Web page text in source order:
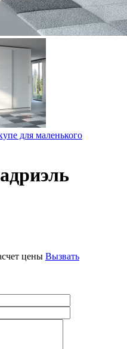
для маленького
цены Вызвать